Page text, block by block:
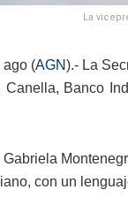
La
ago (AGN).- La
Canella, Banco
con un